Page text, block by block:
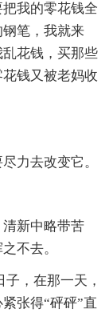
我的零花钱全
笔，我就来
花钱，买那些
钱又被老妈收
力去改变它。
新中略带苦
不去。
，在那一天，
张得“砰砰”直